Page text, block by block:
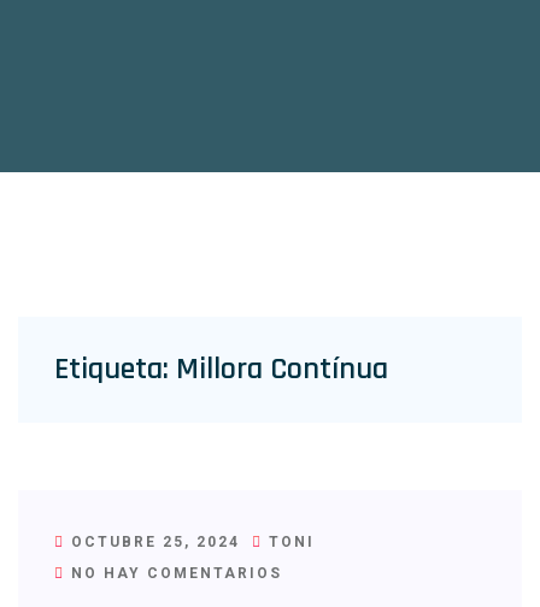
Etiqueta: Millora Contínua
OCTUBRE 25, 2024
TONI
NO HAY COMENTARIOS